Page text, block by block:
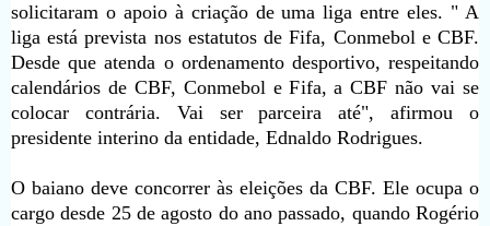
solicitaram o apoio à criação de uma liga entre eles. " A
liga está prevista nos estatutos de Fifa, Conmebol e CBF.
Desde que atenda o ordenamento desportivo, respeitando
calendários de CBF, Conmebol e Fifa, a CBF não vai se
colocar contrária. Vai ser parceira até", afirmou o
presidente interino da entidade, Ednaldo Rodrigues.
O baiano deve concorrer às eleições da CBF. Ele ocupa o
cargo desde 25 de agosto do ano passado, quando Rogério